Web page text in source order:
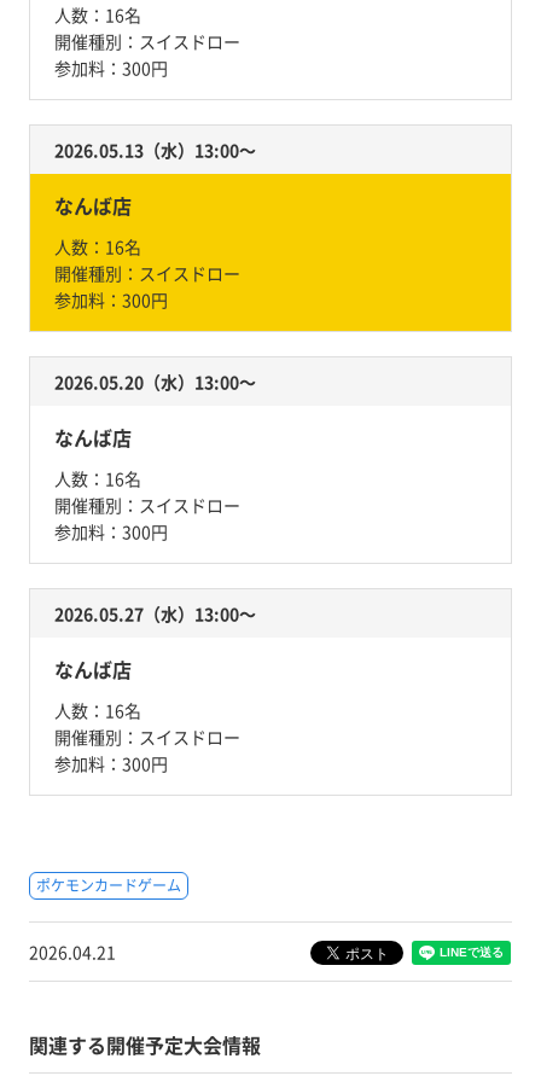
人数： 16名
開催種別： スイスドロー
参加料： 300円
2026.05.13（水）13:00〜
なんば店
人数： 16名
開催種別： スイスドロー
参加料： 300円
2026.05.20（水）13:00〜
なんば店
人数： 16名
開催種別： スイスドロー
参加料： 300円
2026.05.27（水）13:00〜
なんば店
人数： 16名
開催種別： スイスドロー
参加料： 300円
ポケモンカードゲーム
2026.04.21
関連する開催予定大会情報